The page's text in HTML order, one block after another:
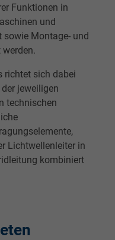
Funktionen in
und
Montage- und
richtet sich dabei
jeweiligen
technischen
Lichtwellenleiter in
kombiniert